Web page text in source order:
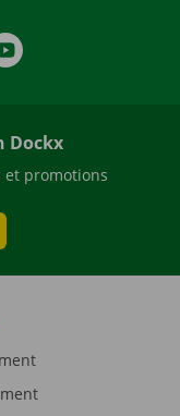
Dockx
et promotions